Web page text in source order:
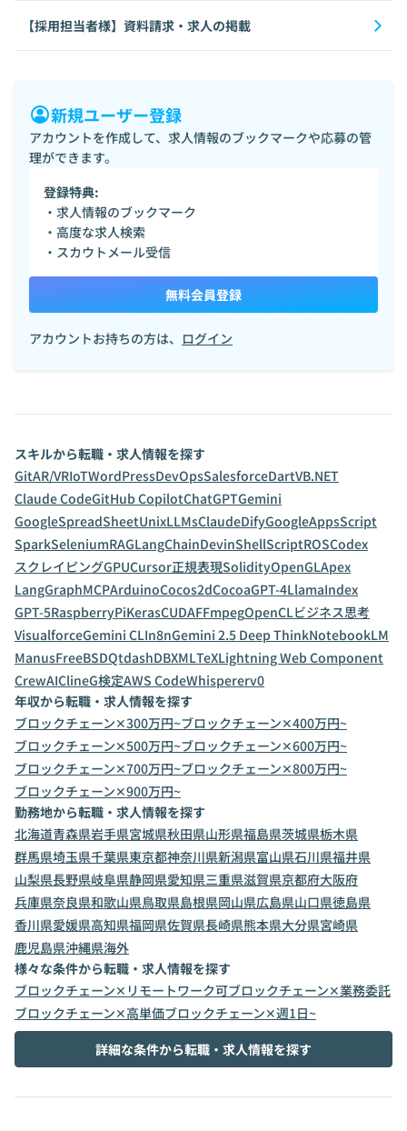
【採用担当者様】資料請求・求人の掲載
新規ユーザー登録
アカウントを作成して、求人情報のブックマークや応募の管
理ができます。
登録特典:
・求人情報のブックマーク
・高度な求人検索
・スカウトメール受信
無料会員登録
アカウントお持ちの方は、 ログイン
スキルから転職・求人情報を探す
GitAR/VRIoTWordPressDevOpsSalesforceDartVB.NET
Claude CodeGitHub CopilotChatGPTGemini
GoogleSpreadSheetUnixLLMsClaudeDifyGoogleAppsScript
SparkSeleniumRAGLangChainDevinShellScriptROSCodex
スクレイピングGPUCursor正規表現SolidityOpenGLApex
LangGraphMCPArduinoCocos2dCocoaGPT-4LlamaIndex
GPT-5RaspberryPiKerasCUDAFFmpegOpenCLビジネス思考
VisualforceGemini CLIn8nGemini 2.5 Deep ThinkNotebookLM
ManusFreeBSDQtdashDBXMLTeXLightning Web Component
CrewAIClineG検定AWS CodeWhispererv0
年収から転職・求人情報を探す
ブロックチェーン✕300万円~ブロックチェーン✕400万円~
ブロックチェーン✕500万円~ブロックチェーン✕600万円~
ブロックチェーン✕700万円~ブロックチェーン✕800万円~
ブロックチェーン✕900万円~
勤務地から転職・求人情報を探す
北海道青森県岩手県宮城県秋田県山形県福島県茨城県栃木県
群馬県埼玉県千葉県東京都神奈川県新潟県富山県石川県福井県
山梨県長野県岐阜県静岡県愛知県三重県滋賀県京都府大阪府
兵庫県奈良県和歌山県鳥取県島根県岡山県広島県山口県徳島県
香川県愛媛県高知県福岡県佐賀県長崎県熊本県大分県宮崎県
鹿児島県沖縄県海外
様々な条件から転職・求人情報を探す
ブロックチェーン✕リモートワーク可ブロックチェーン✕業務委託
ブロックチェーン✕高単価ブロックチェーン✕週1日~
詳細な条件から転職・求人情報を探す